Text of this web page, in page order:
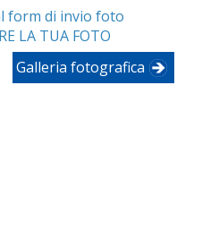
LA TUA FOTO
Galleria fotografica